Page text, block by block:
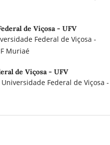
de Viçosa - UFV
Federal de Viçosa -
Muriaé
de Viçosa - UFV
Federal de Viçosa -